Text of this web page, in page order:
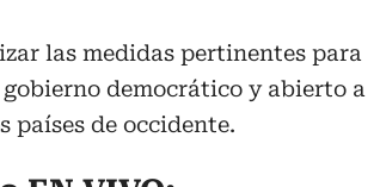
las medidas pertinentes para
democrático y abierto a
países de occidente.